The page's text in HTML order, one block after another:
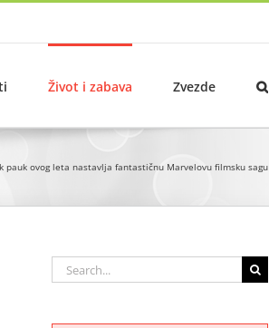
Život i zabava Zvezde
pauk ovog leta nastavlja fantastičnu Marvelovu filmsku sagu
Search
for: